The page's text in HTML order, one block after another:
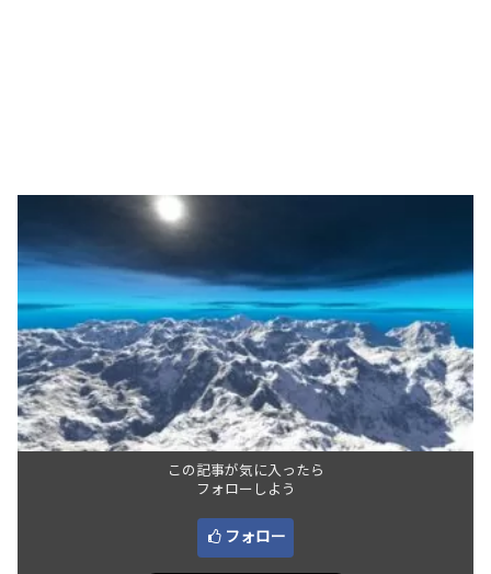
この記事が気に入ったら
フォローしよう
フォロー